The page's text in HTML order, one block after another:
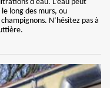
d'eau. L’eau peut
long des murs, ou
N’hésitez pas à